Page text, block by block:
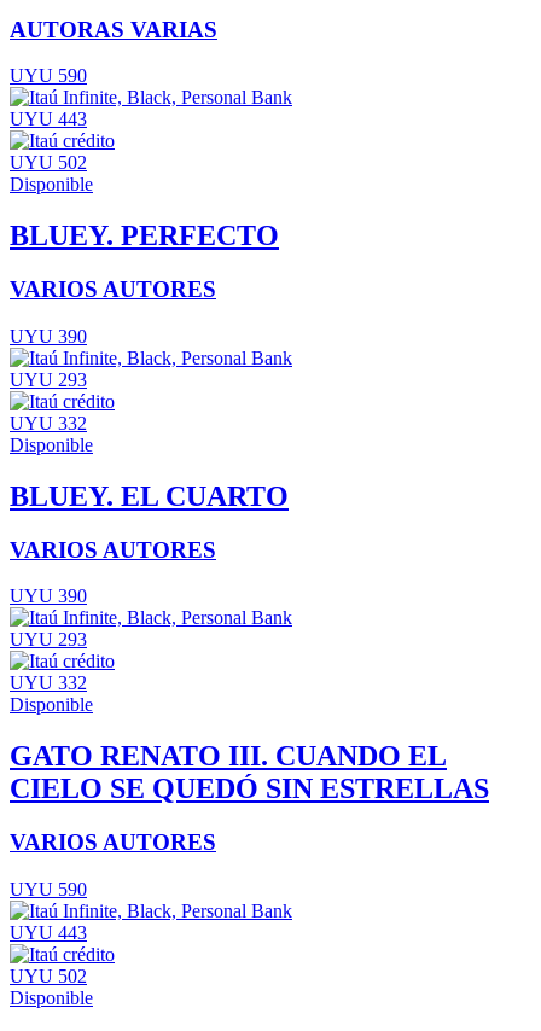
AUTORAS VARIAS
UYU 590
UYU 443
UYU 502
Disponible
BLUEY. PERFECTO
VARIOS AUTORES
UYU 390
UYU 293
UYU 332
Disponible
BLUEY. EL CUARTO
VARIOS AUTORES
UYU 390
UYU 293
UYU 332
Disponible
GATO RENATO III. CUANDO EL
CIELO SE QUEDÓ SIN ESTRELLAS
VARIOS AUTORES
UYU 590
UYU 443
UYU 502
Disponible